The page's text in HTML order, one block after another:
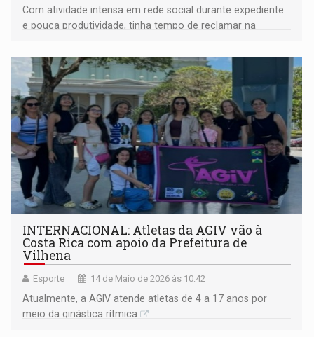
Com atividade intensa em rede social durante expediente
e pouca produtividade, tinha tempo de reclamar na
INTERNACIONAL: Atletas da AGIV vão à
Costa Rica com apoio da Prefeitura de
Vilhena
Esporte 14 de Maio de 2026 às 10:42
Atualmente, a AGIV atende atletas de 4 a 17 anos por
meio da ginástica rítmica